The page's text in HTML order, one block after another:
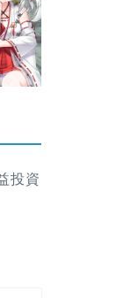
投資